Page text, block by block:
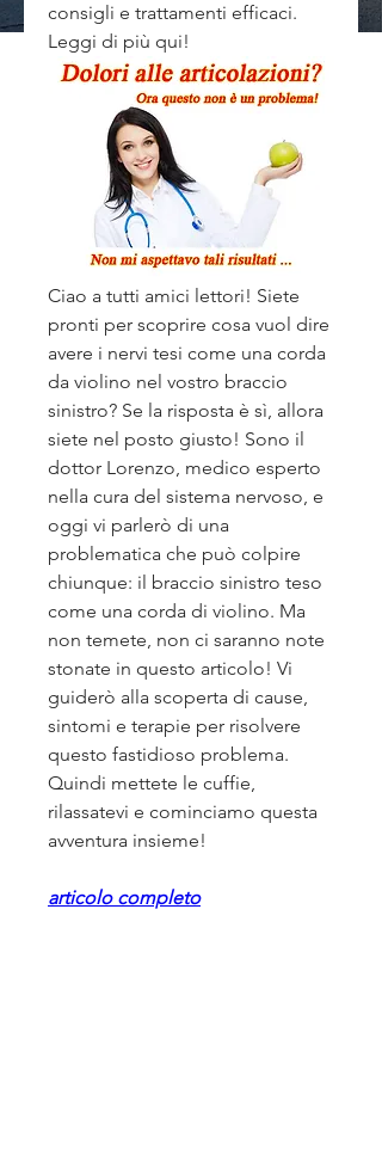
consigli e trattamenti efficaci.
Leggi di più qui!
Ciao a tutti amici lettori! Siete
pronti per scoprire cosa vuol dire
avere i nervi tesi come una corda
da violino nel vostro braccio
sinistro? Se la risposta è sì, allora
siete nel posto giusto! Sono il
dottor Lorenzo, medico esperto
nella cura del sistema nervoso, e
oggi vi parlerò di una
problematica che può colpire
chiunque: il braccio sinistro teso
come una corda di violino. Ma
non temete, non ci saranno note
stonate in questo articolo! Vi
guiderò alla scoperta di cause,
sintomi e terapie per risolvere
questo fastidioso problema.
Quindi mettete le cuffie,
rilassatevi e cominciamo questa
avventura insieme!
articolo completo